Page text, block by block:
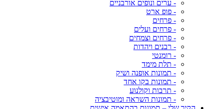
- ערים ונופים אורבניים
- פופ ארט
- פרחים
- פרחים ועלים
- פרחים וצמחים
- רבנים ויהדות
- רומנטי
- תלת מימד
- תמונות אופנה ושיק
- תמונות בקו אחד
- תרבות וקולנוע
- תמונות השראה ומוטיבציה